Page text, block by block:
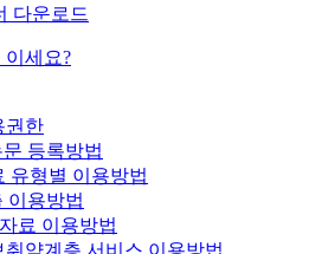
다운로드
이세요?
권한
등록방법
유형별 이용방법
이용방법
료 이용방법
취약계층 서비스 이용방법